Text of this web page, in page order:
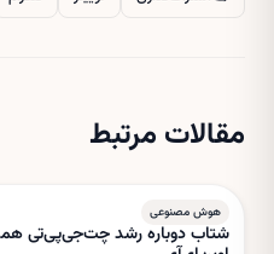
مقالات مرتبط
هوش مصنوعی
شتاب دوباره رشد چت‌جی‌پی‌تی